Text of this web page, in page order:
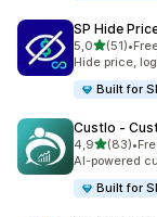
SP Hide
5,0av 5(51)
Totalt 51 •
Hide price,
Built for
Custlo ‑
4,9av 5(83)
Totalt 83 •
AI-powered
Built for